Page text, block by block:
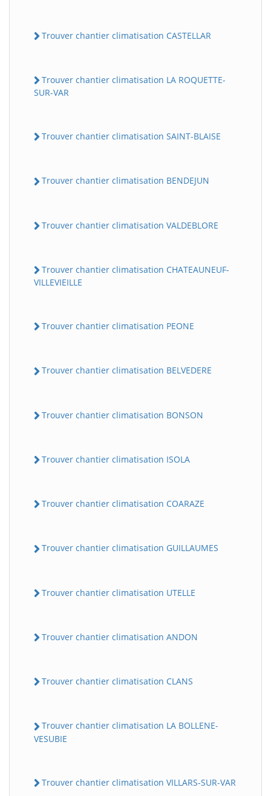
Trouver chantier climatisation CASTELLAR
Trouver chantier climatisation LA ROQUETTE-
SUR-VAR
Trouver chantier climatisation SAINT-BLAISE
Trouver chantier climatisation BENDEJUN
Trouver chantier climatisation VALDEBLORE
Trouver chantier climatisation CHATEAUNEUF-
VILLEVIEILLE
Trouver chantier climatisation PEONE
Trouver chantier climatisation BELVEDERE
Trouver chantier climatisation BONSON
Trouver chantier climatisation ISOLA
Trouver chantier climatisation COARAZE
Trouver chantier climatisation GUILLAUMES
Trouver chantier climatisation UTELLE
Trouver chantier climatisation ANDON
Trouver chantier climatisation CLANS
Trouver chantier climatisation LA BOLLENE-
VESUBIE
Trouver chantier climatisation VILLARS-SUR-VAR
B Assistant en ligne